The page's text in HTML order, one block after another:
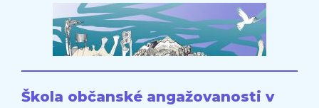
Škola občanské angažovanosti v